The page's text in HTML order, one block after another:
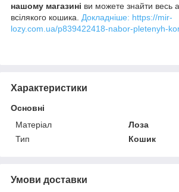
нашому магазині ви можете знайти весь
всілякого кошика. Докладніше: https://mir-
lozy.com.ua/p839422418-nabor-pletenyh-
Характеристики
Основні
Матеріал
Лоза
Тип
Кошик
Умови доставки